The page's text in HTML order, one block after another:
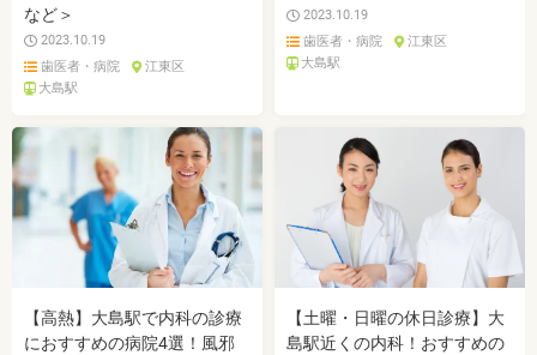
など＞
2023.10.19
歯医者・病院
江東区
大島駅
2023.10.19
歯医者・病院
江東区
大島駅
【高熱】大島駅で内科の診療
におすすめの病院4選！風邪
【土曜・日曜の休日診療】大
島駅近くの内科！おすすめの